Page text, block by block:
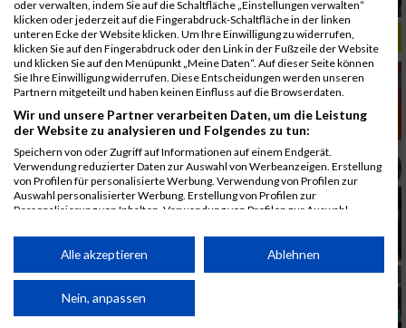
ALBUM B2RUN MÜNCHEN, B2RUN / 16.07.2019
oder verwalten, indem Sie auf die Schaltfläche „Einstellungen verwalten“
klicken oder jederzeit auf die Fingerabdruck-Schaltfläche in der linken
unteren Ecke der Website klicken. Um Ihre Einwilligung zu widerrufen,
klicken Sie auf den Fingerabdruck oder den Link in der Fußzeile der Website
und klicken Sie auf den Menüpunkt „Meine Daten“. Auf dieser Seite können
Sie Ihre Einwilligung widerrufen. Diese Entscheidungen werden unseren
Partnern mitgeteilt und haben keinen Einfluss auf die Browserdaten.
Wir und unsere Partner verarbeiten Daten, um die Leistung
der Website zu analysieren und Folgendes zu tun:
Speichern von oder Zugriff auf Informationen auf einem Endgerät.
Verwendung reduzierter Daten zur Auswahl von Werbeanzeigen. Erstellung
von Profilen für personalisierte Werbung. Verwendung von Profilen zur
Auswahl personalisierter Werbung. Erstellung von Profilen zur
Personalisierung von Inhalten. Verwendung von Profilen zur Auswahl
Performance von Inhalten. Analyse von Zielgruppen durch Statistiken oder
Kombinationen von Daten aus verschiedenen Quellen. Entwicklung und
von Inhalten.
Daten können außerhalb der Europäischen Union weitergegeben und in die
Alle akzeptieren Ablehnen
Nein, anpassen